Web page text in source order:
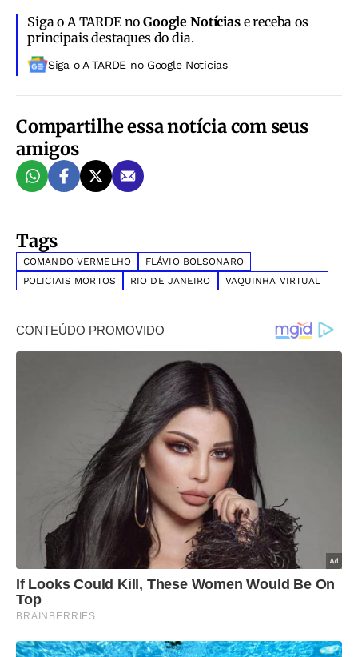
Siga o A TARDE noGoogle Notíciase receba os
principais destaques do dia.
Siga o A TARDE no Google Noticias
Compartilhe essa notícia com seus
amigos
Tags
COMANDO VERMELHO
FLÁVIO BOLSONARO
POLICIAIS MORTOS
RIO DE JANEIRO VAQUINHA VIRTUAL